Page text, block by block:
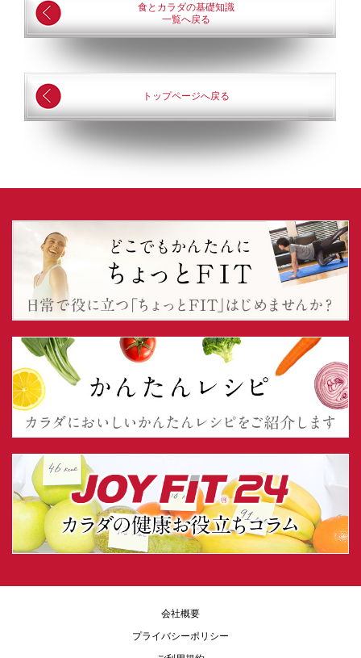
食とカラダの基礎知識
一覧へ戻る
トップページへ戻る
会社概要
プライバシーポリシー